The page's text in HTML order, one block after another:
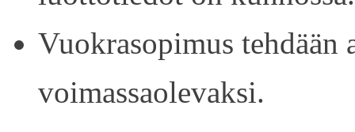
Vuokrasopimus tehdään
voimassaolevaksi.